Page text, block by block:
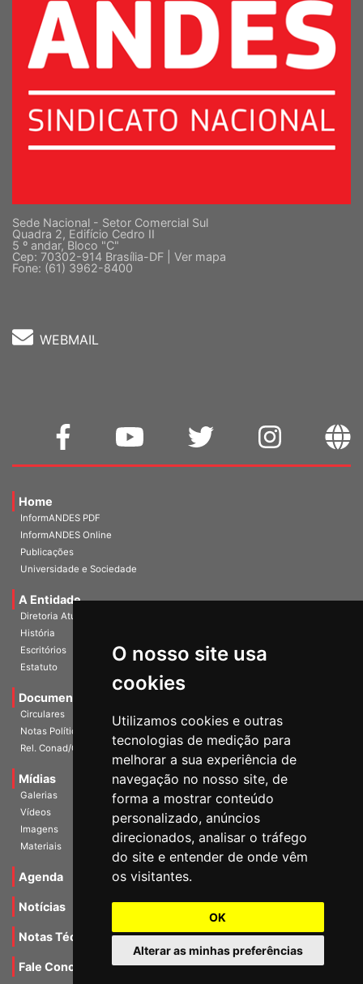
O nosso site usa
cookies
Utilizamos cookies e outras
tecnologias de medição para
melhorar a sua experiência de
navegação no nosso site, de
forma a mostrar conteúdo
personalizado, anúncios
direcionados, analisar o tráfego
do site e entender de onde vêm
os visitantes.
OK
Alterar as minhas preferências
Sede Nacional - Setor Comercial Sul
Quadra 2, Edifício Cedro II
5 º andar, Bloco "C"
Cep: 70302-914 Brasília-DF | Ver mapa
Fone: (61) 3962-8400
WEBMAIL
Home
InformANDES PDF
InformANDES Online
Publicações
Universidade e Sociedade
A Entidade
Diretoria Atual
História
Escritórios
Estatuto
Documentos
Circulares
Notas Políticas
Rel. Conad/Congresso
Mídias
Galerias
Vídeos
Imagens
Materiais
Agenda
Notícias
Notas Técnicas
Fale Conocsco